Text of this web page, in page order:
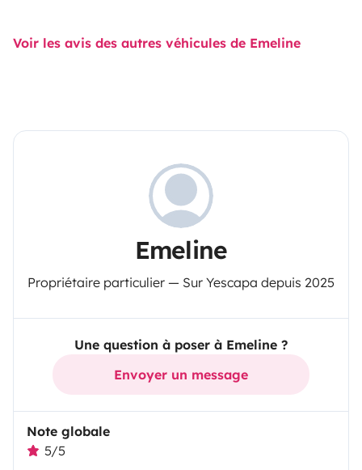
Voir les avis des autres véhicules de Emeline
Emeline
Propriétaire particulier — Sur Yescapa depuis 2025
Une question à poser à Emeline ?
Envoyer un message
Note globale
5/5